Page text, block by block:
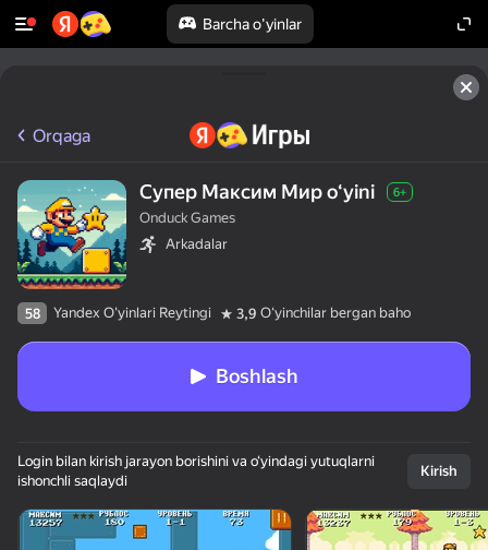
Barcha o'yinlar
Qurilmani aylantiring
Orqaga
Супер Максим Мир oʻyini 6+
Onduck Games
Arkadalar
58 Yandex O'yinlari Reytingi 3,9 Oʻyinchilar bergan baho
Boshlash
Login bilan kirish jarayon borishini va o‘yindagi yutuqlarni
ishonchli saqlaydi
Kirish